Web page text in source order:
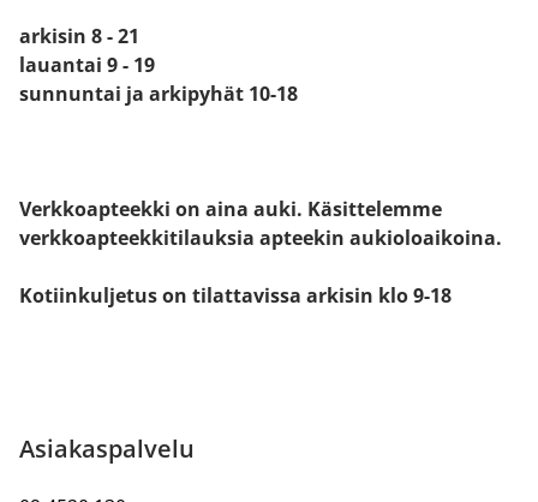
arkisin 8 - 21
lauantai 9 - 19
sunnuntai ja arkipyhät 10-18
Verkkoapteekki on aina auki. Käsittelemme
verkkoapteekkitilauksia apteekin aukioloaikoina.
Kotiinkuljetus on tilattavissa arkisin klo 9-18
Asiakaspalvelu